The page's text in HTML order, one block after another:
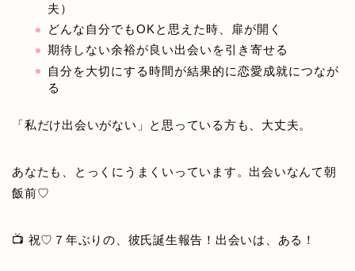
夫）
どんな自分でもOKと思えた時、扉が開く
期待しない余裕が良い出会いを引き寄せる
自分を大切にする時間が結果的に恋愛成就につなが
る
「私だけ出会いがない」と思っている方も、大丈夫。
あなたも、とっくにうまくいっています。出会いなんて朝
飯前♡
📺 祝♡７年ぶりの、彼氏誕生報告！出会いは、ある！